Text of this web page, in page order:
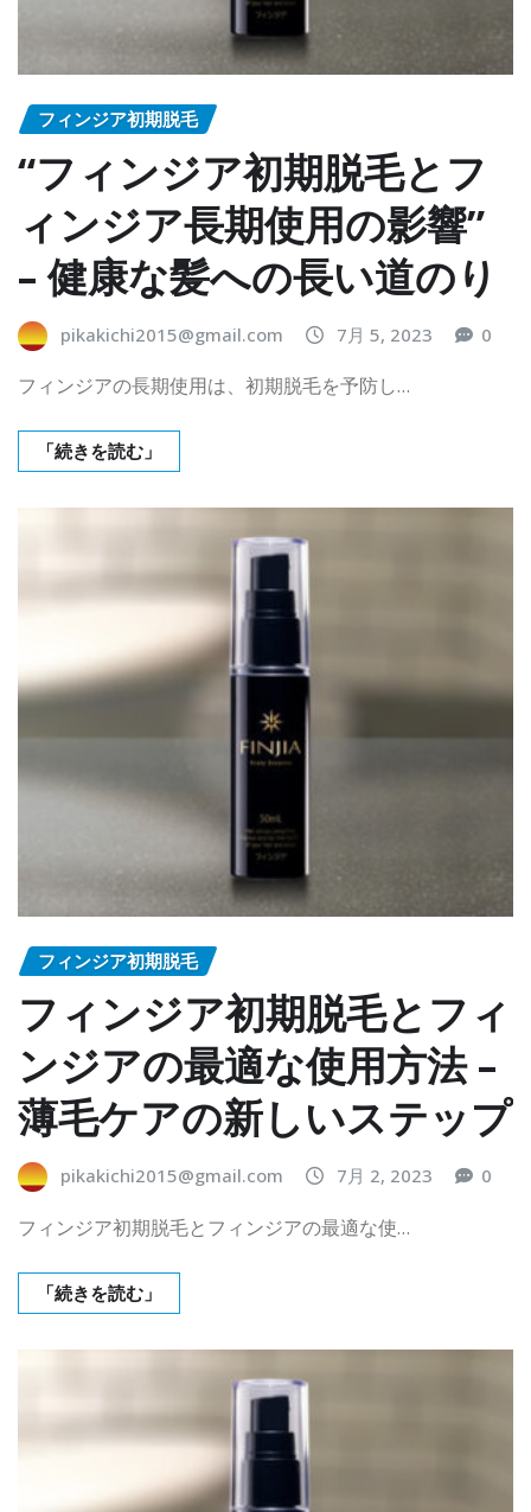
フィンジア初期脱毛
“フィンジア初期脱毛とフ
ィンジア長期使用の影響”
– 健康な髪への長い道のり
pikakichi2015@gmail.com 7月 5, 2023 0
フィンジアの長期使用は、初期脱毛を予防し…
「続きを読む」
フィンジア初期脱毛
フィンジア初期脱毛とフィ
ンジアの最適な使用方法 –
薄毛ケアの新しいステップ
pikakichi2015@gmail.com 7月 2, 2023 0
フィンジア初期脱毛とフィンジアの最適な使…
「続きを読む」